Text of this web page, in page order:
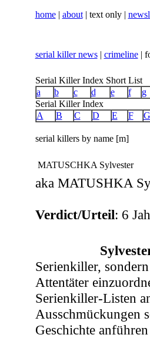
home| about| text only |
serial killer news| crimeline|
Serial Killer Index Short List
a
b c d e f g
Serial Killer Index
A
B C D E F G
serial killers by name [m]
MATUSCHKA Sylvester
aka MATUSHKA
Verdict/Urteil: 6
Serienkiller,
Attentäter
Serienkiller-Listen
Ausschmückungen
Geschichte